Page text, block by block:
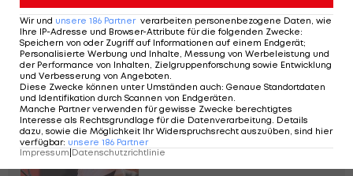
Semifinale! Ofner
gewinnt Österreicher-
Duell
Tennis - ATP
Neumayer verpasst
Halbfinal-Einzug in
Griechenland
Wir und unsere 186 Partner verarbeiten personenbezogene Daten, wie
Ihre IP-Adresse und Browser-Attribute für die folgenden Zwecke:
Speichern von oder Zugriff auf Informationen auf einem Endgerät;
Personalisierte Werbung und Inhalte, Messung von Werbeleistung und
der Performance von Inhalten, Zielgruppenforschung sowie Entwicklung
und Verbesserung von Angeboten
Diese Zwecke können unter Umständen auch: Genaue Standortdaten
und Identifikation durch Scannen von Endgeräten
Manche Partner verwenden für gewisse Zwecke berechtigtes
Interesse als Rechtsgrundlage für die Datenverarbeitung. Details
dazu, sowie die Möglichkeit Ihr Widerspruchsrecht auszuüben, sind hier
verfügbar: unsere 186 Partner
Impressum|Datenschutzrichtlinie